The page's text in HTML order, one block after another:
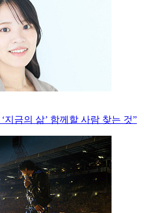
지금의 삶’ 함께할 사람 찾는 것”